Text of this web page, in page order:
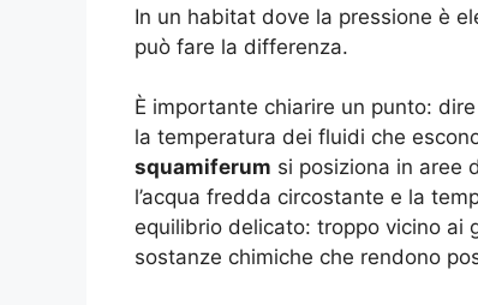
In un habitat dove la pressione è
può fare la differenza.
È importante chiarire un punto:
la temperatura dei fluidi che
squamiferum si posiziona in aree
l’acqua fredda circostante e la
equilibrio delicato: troppo vicino ai
sostanze chimiche che rendono